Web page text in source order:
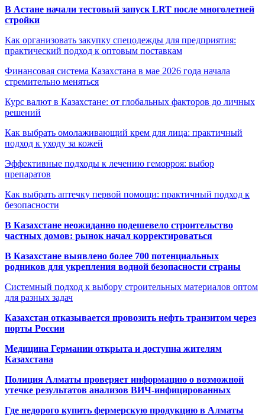
В Астане начали тестовый запуск LRT после многолетней
стройки
Как организовать закупку спецодежды для предприятия:
практический подход к оптовым поставкам
Финансовая система Казахстана в мае 2026 года начала
стремительно меняться
Курс валют в Казахстане: от глобальных факторов до личных
решений
Как выбрать омолаживающий крем для лица: практичный
подход к уходу за кожей
Эффективные подходы к лечению геморроя: выбор
препаратов
Как выбрать аптечку первой помощи: практичный подход к
безопасности
В Казахстане неожиданно подешевело строительство
частных домов: рынок начал корректироваться
В Казахстане выявлено более 700 потенциальных
родников для укрепления водной безопасности страны
Системный подход к выбору строительных материалов оптом
для разных задач
Казахстан отказывается провозить нефть транзитом через
порты России
Медицина Германии открыта и доступна жителям
Казахстана
Полиция Алматы проверяет информацию о возможной
утечке результатов анализов ВИЧ-инфицированных
Где недорого купить фермерскую продукцию в Алматы